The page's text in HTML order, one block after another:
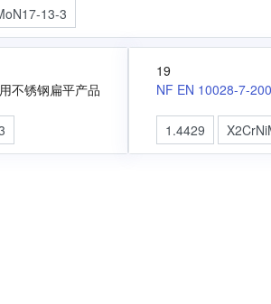
13-3
不锈钢扁平产品
19
NF EN 10028-7-
1.4429